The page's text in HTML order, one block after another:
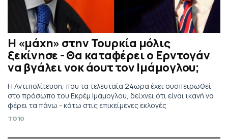
Η «μάχη» στην Τουρκία μόλις
ξεκίνησε - Θα καταφέρει ο Ερντογάν
να βγάλει νοκ άουτ τον Ιμάμογλου;
Η Αντιπολίτευση, που τα τελευταία 24ωρα έχει συσπειρωθεί
στο πρόσωπο του Εκρέμ Ιμάμογλου, δείχνει ότι είναι ικανή να
φέρει τα πάνω - κάτω στις επικείμενες εκλογές
TO10